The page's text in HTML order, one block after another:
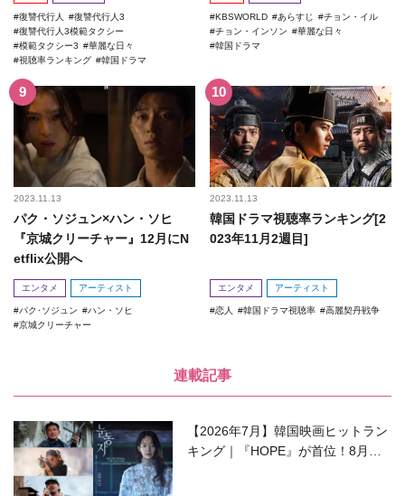
復讐代行人
復讐代行人3
復讐代行人3模範タクシー
模範タクシー3
華麗な日々
視聴率ランキング
韓国ドラマ
KBSWORLD あらすじ
チョン・イル
チョン・インソン
華麗な日々
韓国ドラマ
2023.11.13
パク・ソジュン×ハン・ソヒ
『京城クリーチャー』12月にN
etflix公開へ
エンタメ アーティスト
パク･ソジュン
ハン・ソヒ
京城クリーチャー
2023.11.13
韓国ドラマ視聴率ランキング[2
023年11月2週目]
エンタメ アーティスト
恋人 韓国ドラマ視聴率 高麗契丹戦争
連載記事
【2026年7月】韓国映画ヒットラン
キング｜『HOPE』が首位！8月公